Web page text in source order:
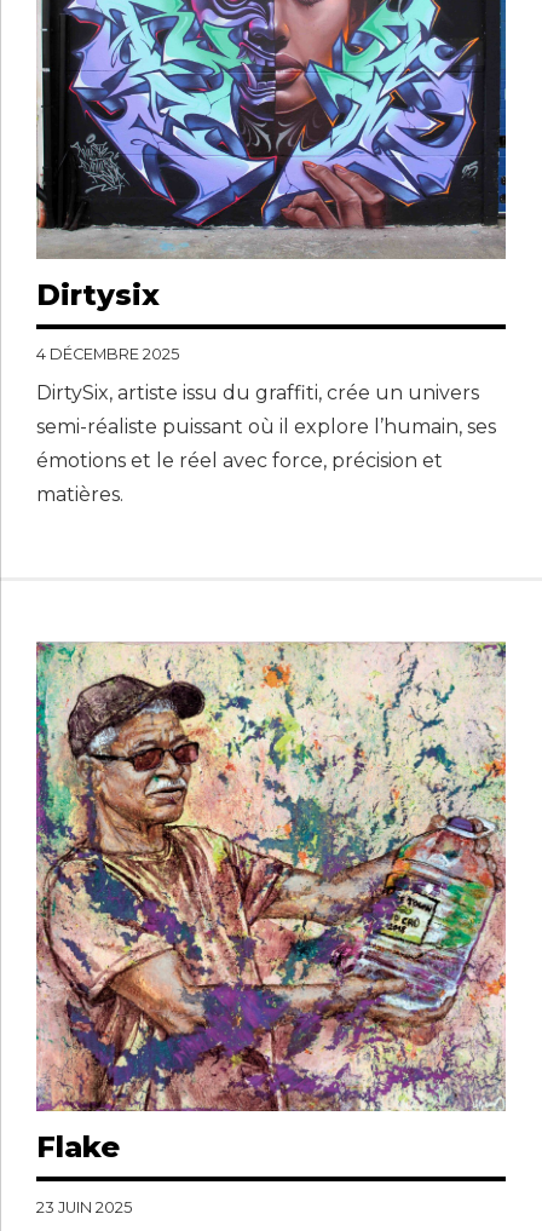
Dirtysix
4 DÉCEMBRE 2025
DirtySix, artiste issu du graffiti, crée un univers
semi-réaliste puissant où il explore l’humain, ses
émotions et le réel avec force, précision et
matières.
Flake
23 JUIN 2025